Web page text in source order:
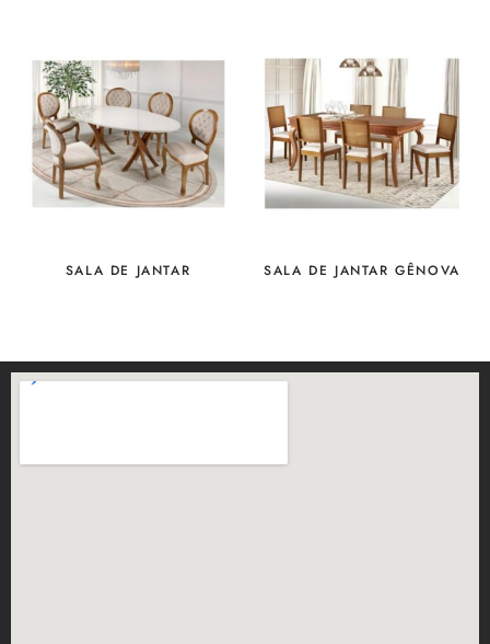
SALA DE JANTAR SALA DE JANTAR GÊNOVA